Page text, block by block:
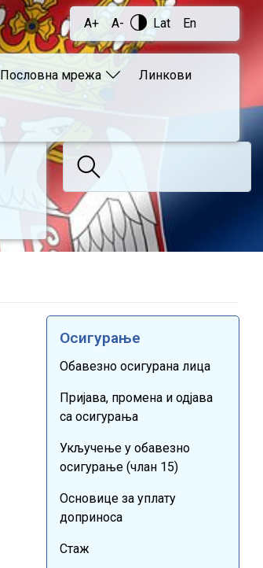
A+ A- Lat En
Пословна мрежа Линкови
Осигурање
Обавезно осигурана лица
Пријава, промена и одјава
са осигурања
Укључење у обавезно
осигурање (члан 15)
Основице за уплату
доприноса
Стаж